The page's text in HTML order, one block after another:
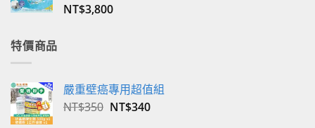
NT$3,800
特價商品
嚴重壁癌專用超值組
NT$350 原
NT$340目